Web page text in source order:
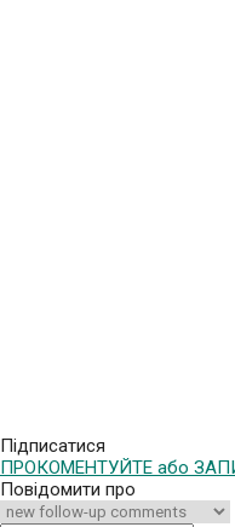
Підписатися
ПРОКОМЕНТУЙТЕ або
Повідомити про